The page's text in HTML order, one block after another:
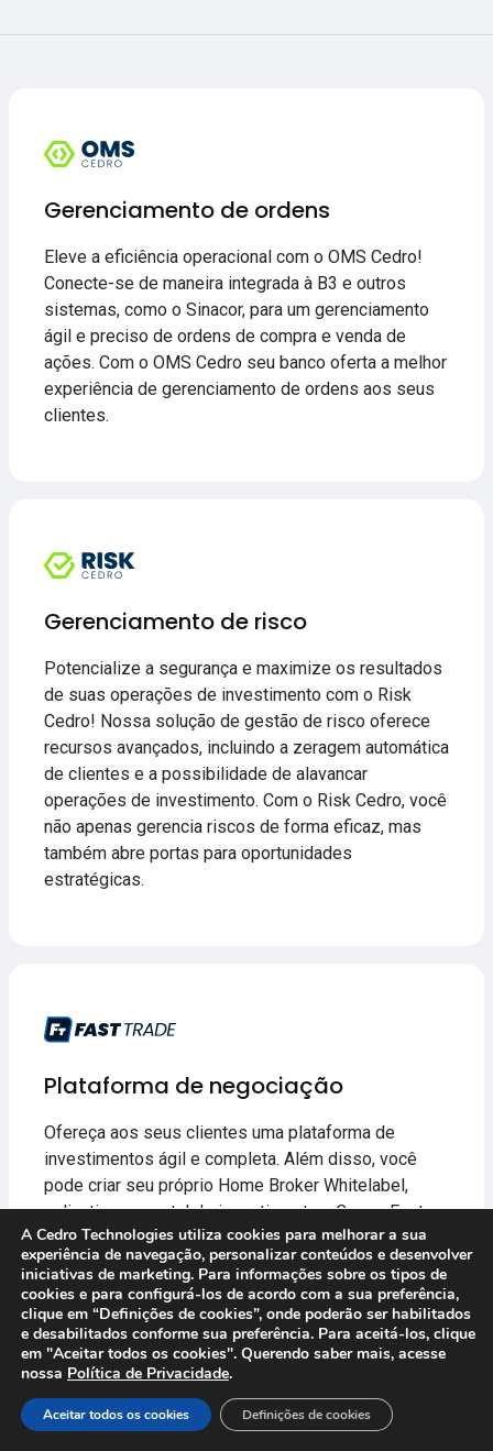
Gerenciamento de ordens
Eleve a eficiência operacional com o OMS Cedro!
Conecte-se de maneira integrada à B3 e outros
sistemas, como o Sinacor, para um gerenciamento
ágil e preciso de ordens de compra e venda de
ações. Com o OMS Cedro seu banco oferta a melhor
experiência de gerenciamento de ordens aos seus
clientes.
Gerenciamento de risco
Potencialize a segurança e maximize os resultados
de suas operações de investimento com o Risk
Cedro! Nossa solução de gestão de risco oferece
recursos avançados, incluindo a zeragem automática
de clientes e a possibilidade de alavancar
operações de investimento. Com o Risk Cedro, você
não apenas gerencia riscos de forma eficaz, mas
também abre portas para oportunidades
estratégicas.
Plataforma de negociação
Ofereça aos seus clientes uma plataforma de
investimentos ágil e completa. Além disso, você
pode criar seu próprio Home Broker Whitelabel,
aplicativo ou portal de investimentos. Com o Fast
Trade você leva a melhor experiência em
investimento com diferenciais como simulador em
tempo real, tape reading, gráficos avançados e
replay de mercado.
A Cedro Technologies utiliza cookies para melhorar a sua
experiência de navegação, personalizar conteúdos e desenvolver
iniciativas de marketing. Para informações sobre os tipos de
cookies e para configurá-los de acordo com a sua preferência,
clique em “Definições de cookies”, onde poderão ser habilitados
e desabilitados conforme sua preferência. Para aceitá-los, clique
em "Aceitar todos os cookies". Querendo saber mais, acesse
nossa Política de Privacidade.
Aceitar todos os cookies Definições de cookies